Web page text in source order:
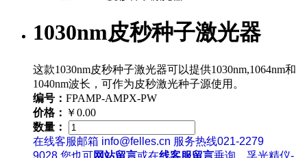
1030nm皮秒种子激光器
这款1030nm皮秒种子激光器可以提供1030nm,1064nm和
1040nm波长，可作为皮秒激光种子源使用。
编号： FPAMP-AMPX-PW
价格： ￥0.00
数量：
在线客服邮箱 info@felles.cn 服务热线021-2279
9028 您也可网站留言或在线客服留言垂询，孚光精仪-